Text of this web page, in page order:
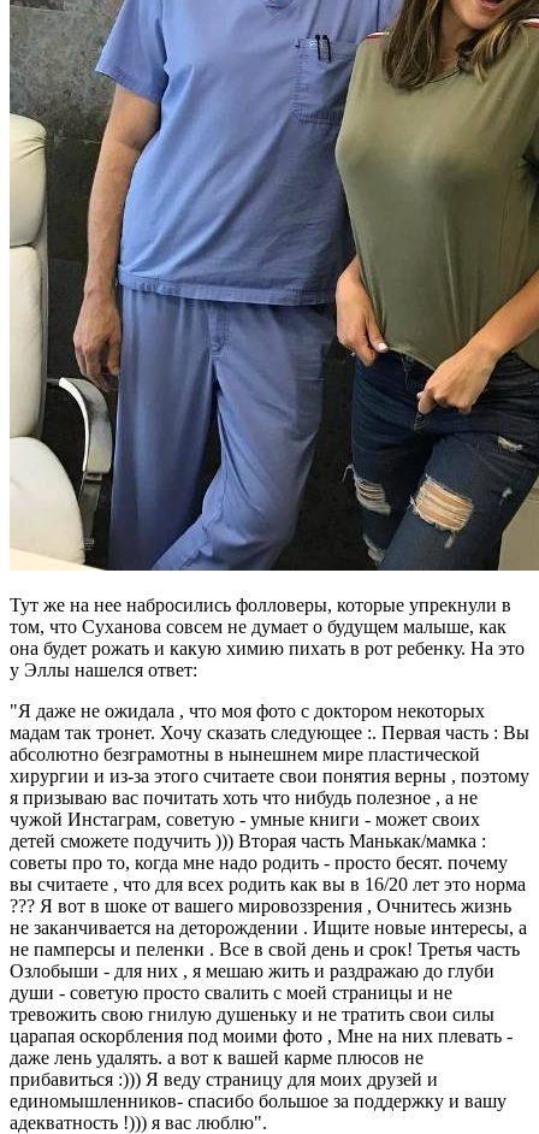
Тут же на нее набросились фолловеры, которые упрекнули в
том, что Суханова совсем не думает о будущем малыше, как
она будет рожать и какую химию пихать в рот ребенку. На это
у Эллы нашелся ответ:
"Я даже не ожидала , что моя фото с доктором некоторых
мадам так тронет. Хочу сказать следующее :. Первая часть : Вы
абсолютно безграмотны в нынешнем мире пластической
хирургии и из-за этого считаете свои понятия верны , поэтому
я призываю вас почитать хоть что нибудь полезное , а не
чужой Инстаграм, советую - умные книги - может своих
детей сможете подучить ))) Вторая часть Манькак/мамка :
советы про то, когда мне надо родить - просто бесят. почему
вы считаете , что для всех родить как вы в 16/20 лет это норма
??? Я вот в шоке от вашего мировоззрения , Очнитесь жизнь
не заканчивается на деторождении . Ищите новые интересы, а
не памперсы и пеленки . Все в свой день и срок! Третья часть
Озлобыши - для них , я мешаю жить и раздражаю до глуби
души - советую просто свалить с моей страницы и не
тревожить свою гнилую душеньку и не тратить свои силы
царапая оскорбления под моими фото , Мне на них плевать -
даже лень удалять. а вот к вашей карме плюсов не
прибавиться :))) Я веду страницу для моих друзей и
единомышленников- спасибо большое за поддержку и вашу
адекватность !))) я вас люблю".